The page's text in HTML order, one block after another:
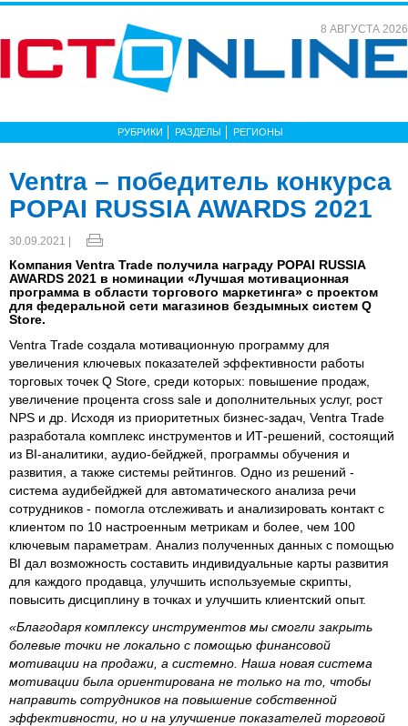
8 АВГУСТА 2026
РУБРИКИ РАЗДЕЛЫ РЕГИОНЫ
Ventra – победитель конкурса
POPAI RUSSIA AWARDS 2021
30.09.2021 |
Компания Ventra Trade получила награду POPAI RUSSIA
AWARDS 2021 в номинации «Лучшая мотивационная
программа в области торгового маркетинга» с проектом
для федеральной сети магазинов бездымных систем Q
Store.
Ventra Trade создала мотивационную программу для
увеличения ключевых показателей эффективности работы
торговых точек Q Store, среди которых: повышение продаж,
увеличение процента cross sale и дополнительных услуг, рост
NPS и др. Исходя из приоритетных бизнес-задач, Ventra Trade
разработала комплекс инструментов и ИТ-решений, состоящий
из BI-аналитики, аудио-бейджей, программы обучения и
развития, а также системы рейтингов. Одно из решений -
система аудибейджей для автоматического анализа речи
сотрудников - помогла отслеживать и анализировать контакт с
клиентом по 10 настроенным метрикам и более, чем 100
ключевым параметрам. Анализ полученных данных с помощью
BI дал возможность составить индивидуальные карты развития
для каждого продавца, улучшить используемые скрипты,
повысить дисциплину в точках и улучшить клиентский опыт.
«Благодаря комплексу инструментов мы смогли закрыть
болевые точки не локально с помощью финансовой
мотивации на продажи, а системно. Наша новая система
мотивации была ориентирована не только на то, чтобы
направить сотрудников на повышение собственной
эффективности, но и на улучшение показателей торговой